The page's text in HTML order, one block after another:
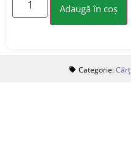
Adaugă în coș
Categorie:Cărți